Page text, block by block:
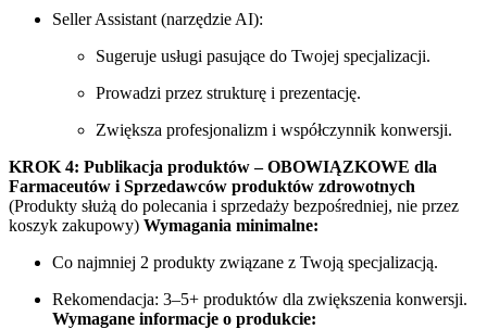
Seller Assistant (narzędzie AI):
Sugeruje usługi pasujące do Twojej specjalizacji.
Prowadzi przez strukturę i prezentację.
Zwiększa profesjonalizm i współczynnik konwersji.
KROK 4: Publikacja produktów – OBOWIĄZKOWE dla
Farmaceutów i Sprzedawców produktów zdrowotnych
(Produkty służą do polecania i sprzedaży bezpośredniej, nie przez
koszyk zakupowy) Wymagania minimalne:
Co najmniej 2 produkty związane z Twoją specjalizacją.
Rekomendacja: 3–5+ produktów dla zwiększenia konwersji.
Wymagane informacje o produkcie: